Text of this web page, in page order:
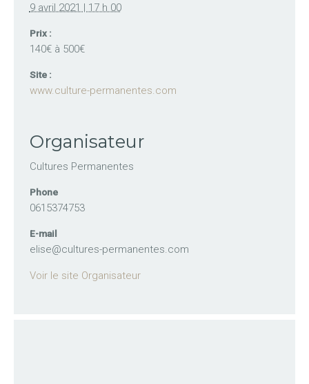
9 avril 2021 | 17 h 00
Prix :
140€ à 500€
Site :
www.culture-permanentes.com
Organisateur
Cultures Permanentes
Phone
0615374753
E-mail
elise@cultures-permanentes.com
Voir le site Organisateur